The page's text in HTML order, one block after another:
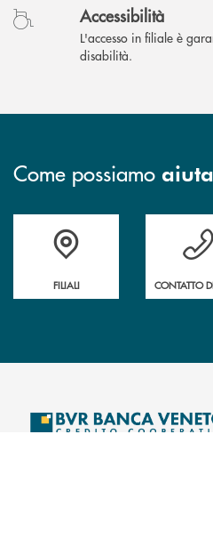
Accessibilità
L'accesso in filiale è
disabilità.
Come possiamo
Trova la filiale più vicina a te
FILIALI
Hai
CONTATTO